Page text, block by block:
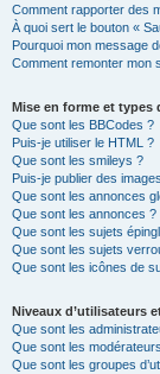
Comment rapporter des
À quoi sert le bouton «
Pourquoi mon message
Comment remonter mon
Mise en forme et types
Que sont les BBCodes ?
Puis-je utiliser le HTML ?
Que sont les smileys ?
Puis-je publier des
Que sont les annonces
Que sont les annonces ?
Que sont les sujets
Que sont les sujets
Que sont les icônes de
Niveaux d’utilisateurs
Que sont les
Que sont les
Que sont les groupes